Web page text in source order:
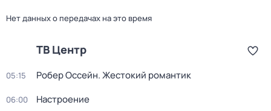
Нет данных о передачах на это время
ТВ Центр
05:15 Робер Оссейн. Жестокий романтик
06:00 Настроение